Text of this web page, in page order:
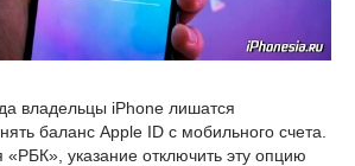
владельцы iPhone лишатся
баланс Apple ID с мобильного счета.
указание отключить эту опцию